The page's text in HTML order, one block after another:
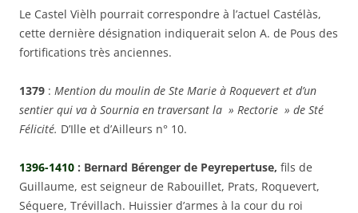
Le Castel Vièlh pourrait correspondre à l’actuel Castélàs,
cette dernière désignation indiquerait selon A. de Pous des
fortifications très anciennes.
1379 : Mention du moulin de Ste Marie à Roquevert et d’un
sentier qui va à Sournia en traversant la » Rectorie » de Sté
Félicité. D’Ille et d’Ailleurs n° 10.
1396-1410 : Bernard Bérenger de Peyrepertuse, fils de
Guillaume, est seigneur de Rabouillet, Prats, Roquevert,
Séquere, Trévillach. Huissier d’armes à la cour du roi